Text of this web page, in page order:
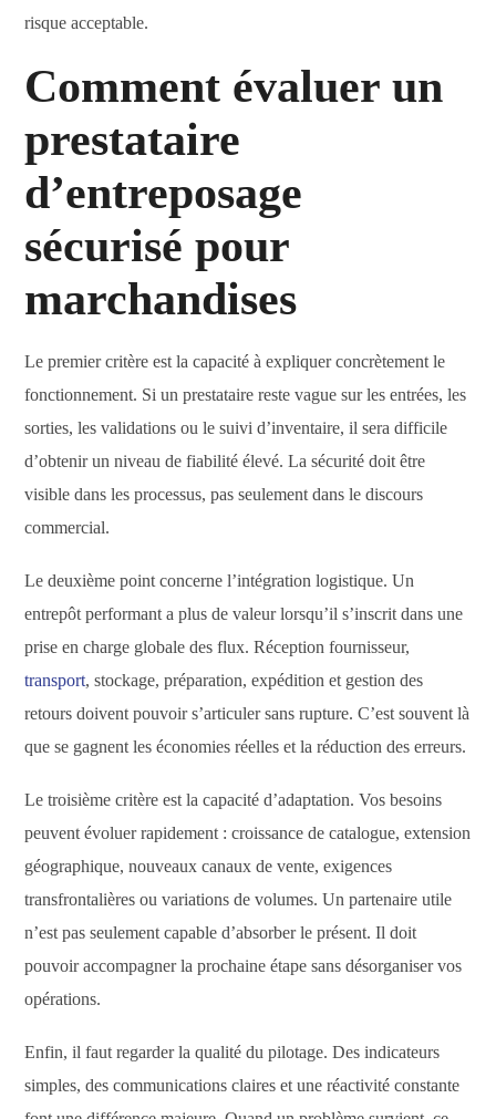
risque acceptable.
Comment évaluer un
prestataire
d’entreposage
sécurisé pour
marchandises
Le premier critère est la capacité à expliquer concrètement le
fonctionnement. Si un prestataire reste vague sur les entrées, les
sorties, les validations ou le suivi d’inventaire, il sera difficile
d’obtenir un niveau de fiabilité élevé. La sécurité doit être
visible dans les processus, pas seulement dans le discours
commercial.
Le deuxième point concerne l’intégration logistique. Un
entrepôt performant a plus de valeur lorsqu’il s’inscrit dans une
prise en charge globale des flux. Réception fournisseur,
transport, stockage, préparation, expédition et gestion des
retours doivent pouvoir s’articuler sans rupture. C’est souvent là
que se gagnent les économies réelles et la réduction des erreurs.
Le troisième critère est la capacité d’adaptation. Vos besoins
peuvent évoluer rapidement : croissance de catalogue, extension
géographique, nouveaux canaux de vente, exigences
transfrontalières ou variations de volumes. Un partenaire utile
n’est pas seulement capable d’absorber le présent. Il doit
pouvoir accompagner la prochaine étape sans désorganiser vos
opérations.
Enfin, il faut regarder la qualité du pilotage. Des indicateurs
simples, des communications claires et une réactivité constante